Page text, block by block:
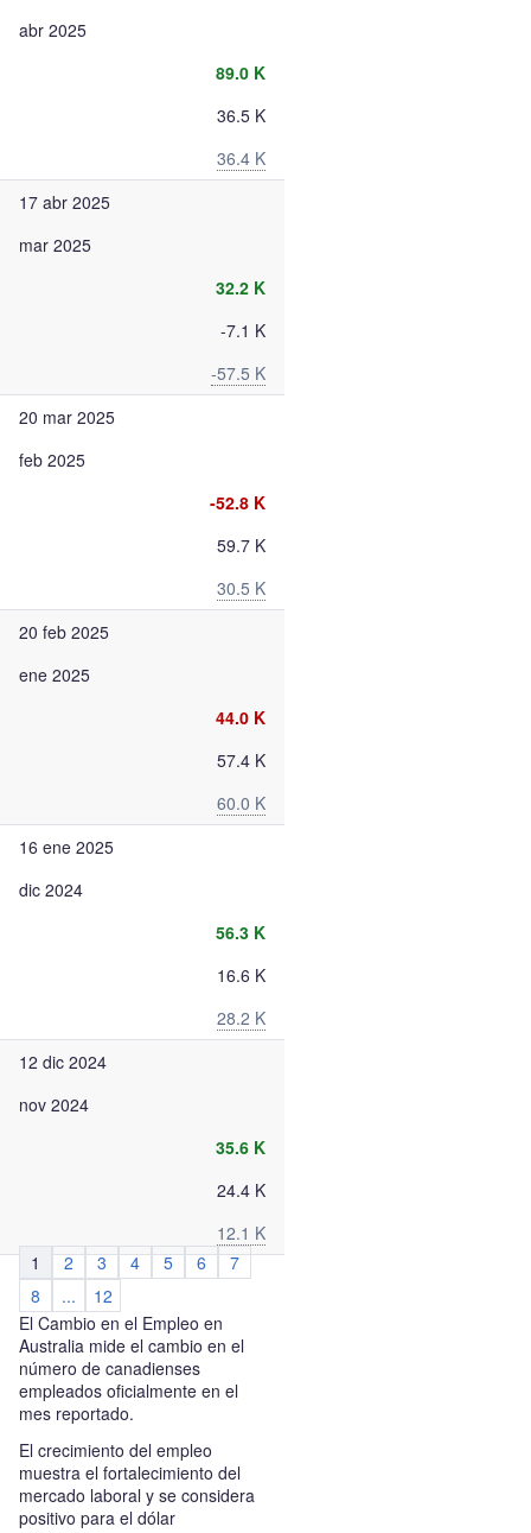
abr 2025
89.0 K
36.5 K
36.4 K
17 abr 2025
mar 2025
32.2 K
-7.1 K
-57.5 K
20 mar 2025
feb 2025
-52.8 K
59.7 K
30.5 K
20 feb 2025
ene 2025
44.0 K
57.4 K
60.0 K
16 ene 2025
dic 2024
56.3 K
16.6 K
28.2 K
12 dic 2024
nov 2024
35.6 K
24.4 K
12.1 K
1
2 3 4 5 6
7
8
...
12
El Cambio en el Empleo en
Australia mide el cambio en el
número de canadienses
empleados oficialmente en el
mes reportado.
El crecimiento del empleo
muestra el fortalecimiento del
mercado laboral y se considera
positivo para el dólar